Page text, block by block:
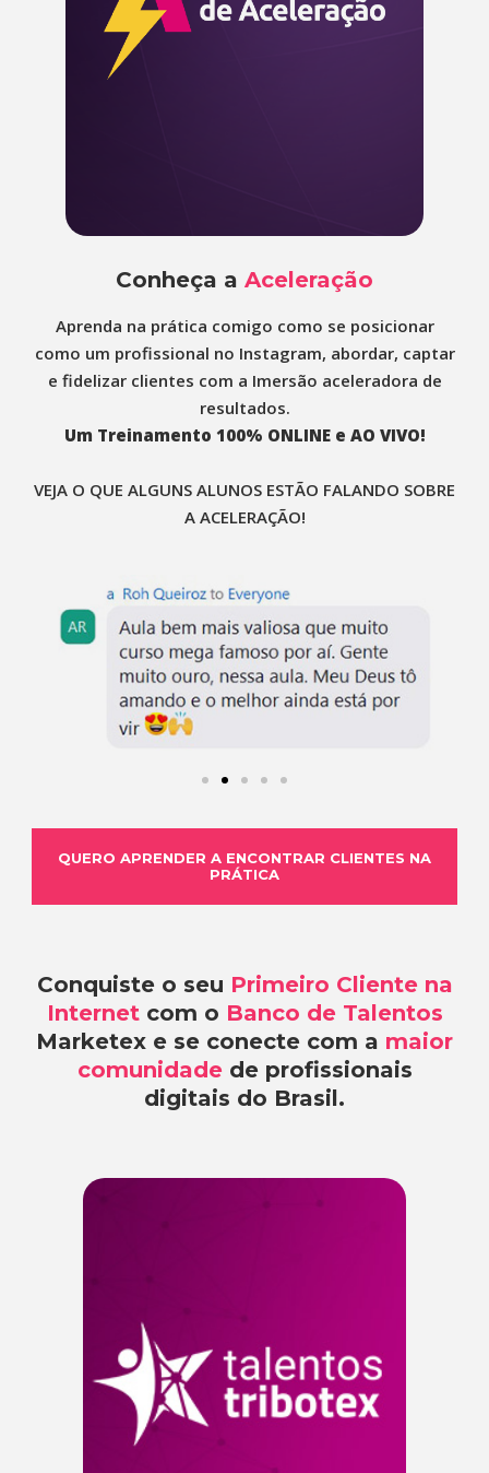
Conheça a Aceleração
Aprenda na prática comigo como se posicionar
como um profissional no Instagram, abordar, captar
e fidelizar clientes com a Imersão aceleradora de
resultados.
Um Treinamento 100% ONLINE e AO VIVO!
VEJA O QUE ALGUNS ALUNOS ESTÃO FALANDO SOBRE
A ACELERAÇÃO!
QUERO APRENDER A ENCONTRAR CLIENTES NA
PRÁTICA
Conquiste o seu Primeiro Cliente na
Internetcom o Banco de Talentos
Marketex e se conecte com a maior
comunidadede profissionais
digitais do Brasil.